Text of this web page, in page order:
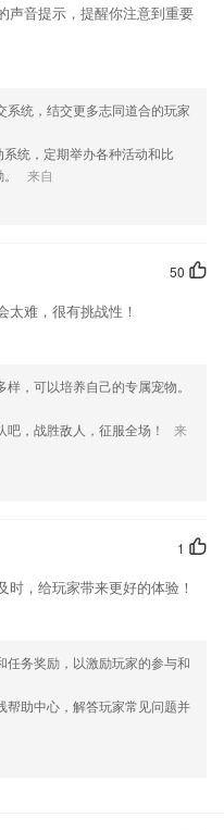
内容
软件，您可以到应用商店进行
更好的对产品进行优化修改。
声音提示，提醒你注意到重要
系统，结交更多志同道合的玩家
统，定期举办各种活动和比
来自
50
难，很有挑战性！
，可以培养自己的专属宠物。
吧，战胜敌人，征服全场！
来
1
，给玩家带来更好的体验！
任务奖励，以激励玩家的参与和
帮助中心，解答玩家常见问题并